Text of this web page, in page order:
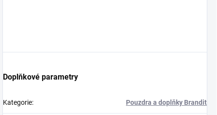
Doplňkové parametry
Kategorie: Pouzdra a doplňky Brandit